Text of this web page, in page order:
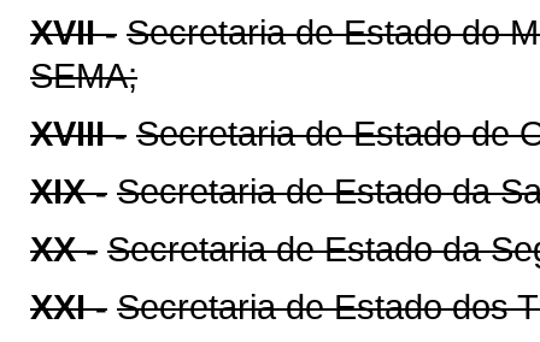
XVII - Secretaria de Estado do
SEMA;
XVIII - Secretaria de Estado de
XIX - Secretaria de Estado da
XX - Secretaria de Estado da
XXI - Secretaria de Estado dos